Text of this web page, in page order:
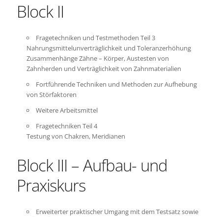
Block II
Fragetechniken und Testmethoden Teil 3
Nahrungsmittelunverträglichkeit und Toleranzerhöhung
Zusammenhänge Zähne – Körper, Austesten von
Zahnherden und Verträglichkeit von Zahnmaterialien
Fortführende Techniken und Methoden zur Aufhebung
von Störfaktoren
Weitere Arbeitsmittel
Fragetechniken Teil 4
Testung von Chakren, Meridianen
Block III – Aufbau- und
Praxiskurs
Erweiterter praktischer Umgang mit dem Testsatz sowie